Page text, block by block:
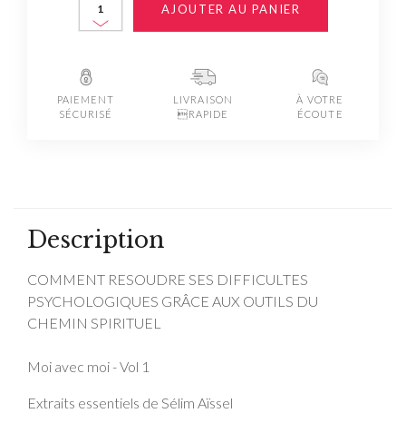
AJOUTER AU PANIER
PAIEMENT
SÉCURISÉ
LIVRAISON
RAPIDE
À VOTRE
ÉCOUTE
Description
COMMENT RESOUDRE SES DIFFICULTES
PSYCHOLOGIQUES GRÂCE AUX OUTILS DU
CHEMIN SPIRITUEL
Moi avec moi - Vol 1
Extraits essentiels de Sélim Aïssel